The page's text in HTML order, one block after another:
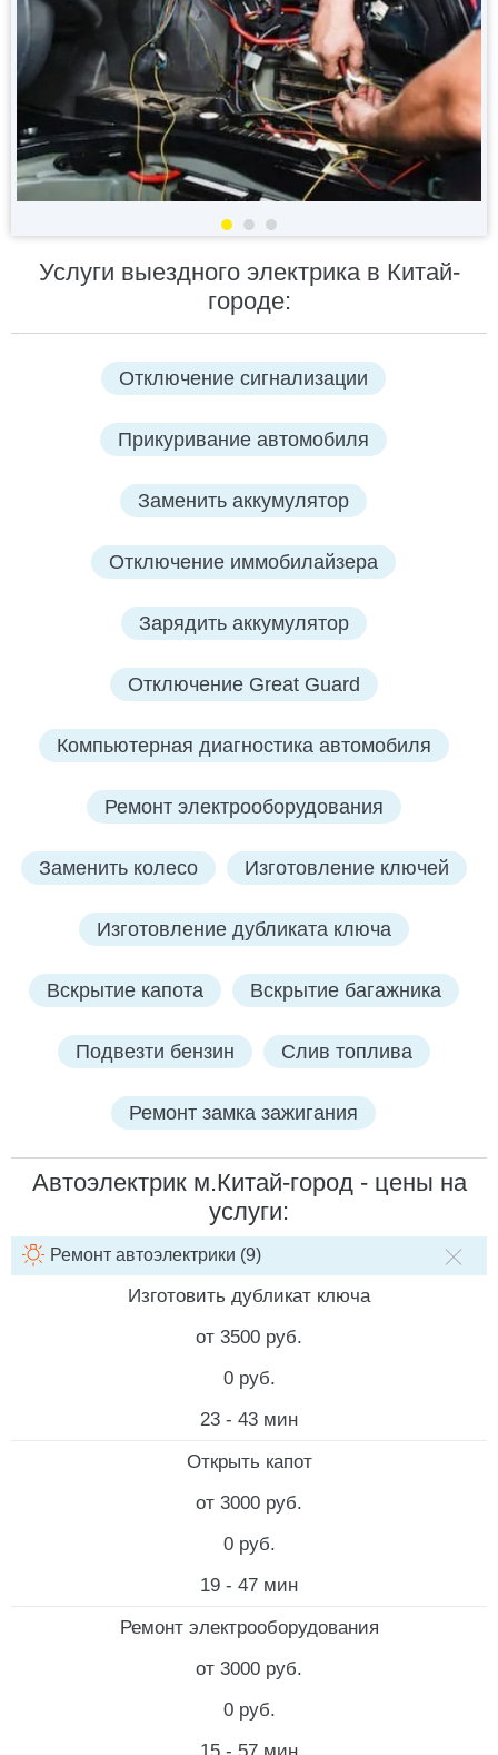
Услуги выездного электрика в Китай-
городе:
Отключение сигнализации
Прикуривание автомобиля
Заменить аккумулятор
Отключение иммобилайзера
Зарядить аккумулятор
Отключение Great Guard
Компьютерная диагностика автомобиля
Ремонт электрооборудования
Заменить колесо Изготовление ключей
Изготовление дубликата ключа
Вскрытие капота Вскрытие багажника
Подвезти бензин Слив топлива
Ремонт замка зажигания
Автоэлектрик м.Китай-город - цены на
услуги:
НАИМЕНОВАНИЕ УСЛУГИСТОИМОСТЬ РАБОТ
Ремонт автоэлектрики (9)
Изготовить дубликат ключа
от 3500 руб.
0 руб.
23 - 43 мин
Открыть капот
от 3000 руб.
0 руб.
19 - 47 мин
Ремонт электрооборудования
от 3000 руб.
0 руб.